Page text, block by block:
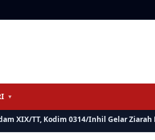
▼
TT, Kodim 0314/Inhil Gelar Ziarah
Monyet Liar di
Ketua MUI